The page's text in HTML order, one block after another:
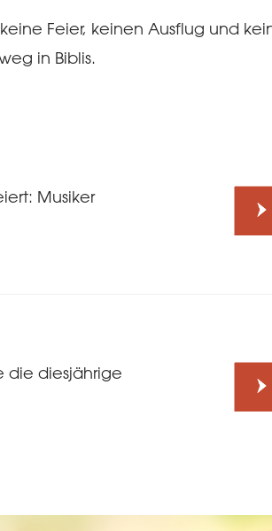
Feier, keinen Ausflug und
in Biblis.
Musiker
die diesjährige